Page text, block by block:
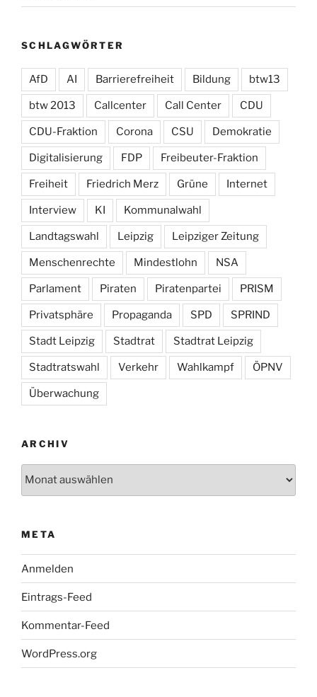
SCHLAGWÖRTER
AfD AI Barrierefreiheit Bildung btw13
btw 2013 Callcenter Call Center CDU
CDU-Fraktion Corona CSU Demokratie
Digitalisierung FDP Freibeuter-Fraktion
Freiheit Friedrich Merz Grüne Internet
Interview KI Kommunalwahl
Landtagswahl Leipzig Leipziger Zeitung
Menschenrechte Mindestlohn NSA
Parlament Piraten Piratenpartei PRISM
Privatsphäre Propaganda SPD SPRIND
Stadt Leipzig Stadtrat Stadtrat Leipzig
Stadtratswahl Verkehr Wahlkampf ÖPNV
Überwachung
ARCHIV
META
Anmelden
Eintrags-Feed
Kommentar-Feed
WordPress.org